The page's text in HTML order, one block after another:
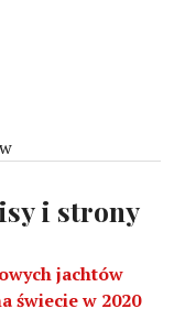
i strony
jachtów
świecie w 2020